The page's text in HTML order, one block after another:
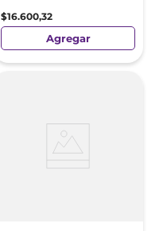
$16.600,32
Agregar